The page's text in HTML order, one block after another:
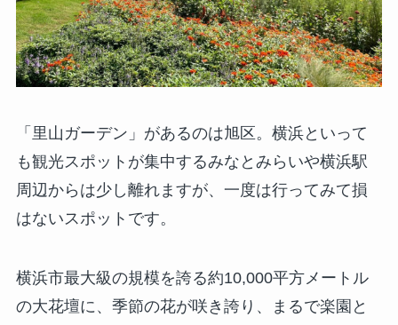
「里山ガーデン」があるのは旭区。横浜といって
も観光スポットが集中するみなとみらいや横浜駅
周辺からは少し離れますが、一度は行ってみて損
はないスポットです。
横浜市最大級の規模を誇る約10,000平方メートル
の大花壇に、季節の花が咲き誇り、まるで楽園と